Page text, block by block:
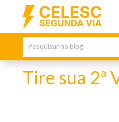
Tire sua 2ª